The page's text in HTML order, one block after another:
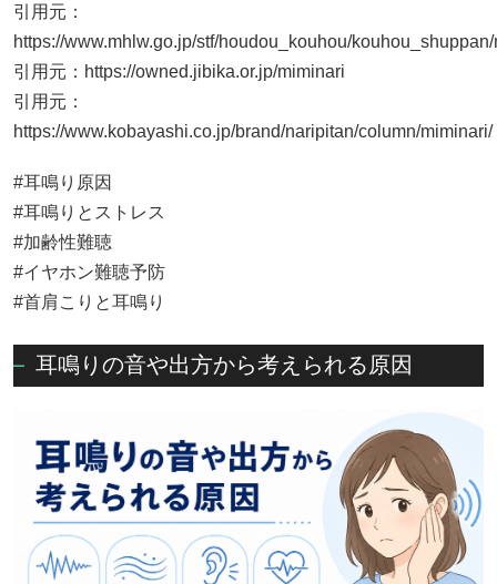
引用元：
https://www.mhlw.go.jp/stf/houdou_kouhou/
引用元： https://owned.jibika.or.jp/miminari
引用元：
https://www.kobayashi.co.jp/brand/naripitan/column/miminari/
#耳鳴り原因
#耳鳴りとストレス
#加齢性難聴
#イヤホン難聴予防
#首肩こりと耳鳴り
耳鳴りの音や出方から考えられる原因